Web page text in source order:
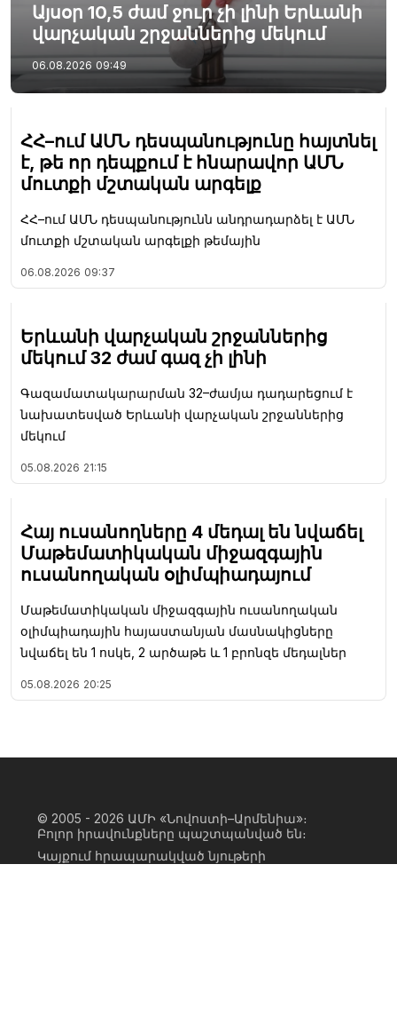
Այսօր 10,5 ժամ ջուր չի լինի Երևանի
վարչական շրջաններից մեկում
06.08.2026 09:49
ՀՀ–ում ԱՄՆ դեսպանությունը հայտնել
է, թե որ դեպքում է հնարավոր ԱՄՆ
մուտքի մշտական արգելք
ՀՀ–ում ԱՄՆ դեսպանությունն անդրադարձել է ԱՄՆ
մուտքի մշտական արգելքի թեմային
06.08.2026 09:37
Երևանի վարչական շրջաններից
մեկում 32 ժամ գազ չի լինի
Գազամատակարարման 32–ժամյա դադարեցում է
նախատեսված Երևանի վարչական շրջաններից
մեկում
05.08.2026 21:15
Հայ ուսանողները 4 մեդալ են նվաճել
Մաթեմատիկական միջազգային
ուսանողական օլիմպիադայում
Մաթեմատիկական միջազգային ուսանողական
օլիմպիադային հայաստանյան մասնակիցները
նվաճել են 1 ոսկե, 2 արծաթե և 1 բրոնզե մեդալներ
05.08.2026 20:25
© 2005 - 2026 ԱՄԻ «Նովոստի–Արմենիա»։
Բոլոր իրավունքները պաշտպանված են։
Կայքում հրապարակված նյութերի